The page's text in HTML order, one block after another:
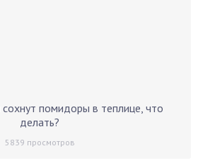
помидоры в теплице, что
делать?
5839 просмотров